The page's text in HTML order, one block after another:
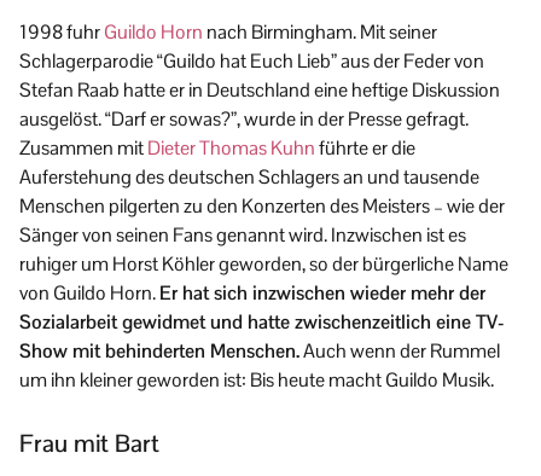
1998 fuhrGuildo Horn nach Birmingham. Mit seiner
Schlagerparodie “Guildo hat Euch Lieb” aus der Feder von
Stefan Raab hatte er in Deutschland eine heftige Diskussion
ausgelöst. “Darf er sowas?”, wurde in der Presse gefragt.
Zusammen mitDieter Thomas Kuhnführte er die
Auferstehung des deutschen Schlagers an und tausende
Menschen pilgerten zu den Konzerten des Meisters – wie der
Sänger von seinen Fans genannt wird. Inzwischen ist es
ruhiger um Horst Köhler geworden, so der bürgerliche Name
von Guildo Horn.Er hat sich inzwischen wieder mehr der
Sozialarbeit gewidmet und hatte zwischenzeitlich eine TV-
Show mit behinderten Menschen.Auch wenn der Rummel
um ihn kleiner geworden ist: Bis heute macht Guildo Musik.
Frau mit Bart